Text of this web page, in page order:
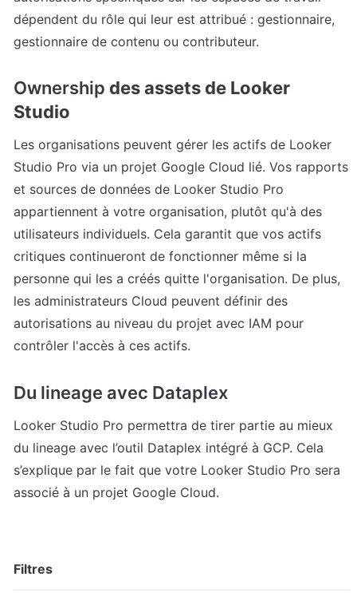
dépendent du rôle qui leur est attribué : gestionnaire,
gestionnaire de contenu ou contributeur.
Ownership des assets de Looker
Studio
Les organisations peuvent gérer les actifs de Looker
Studio Pro via un projet Google Cloud lié. Vos rapports
et sources de données de Looker Studio Pro
appartiennent à votre organisation, plutôt qu'à des
utilisateurs individuels. Cela garantit que vos actifs
critiques continueront de fonctionner même si la
personne qui les a créés quitte l'organisation. De plus,
les administrateurs Cloud peuvent définir des
autorisations au niveau du projet avec IAM pour
contrôler l'accès à ces actifs.
Du lineage avec Dataplex
Looker Studio Pro permettra de tirer partie au mieux
du lineage avec l’outil Dataplex intégré à GCP. Cela
s’explique par le fait que votre Looker Studio Pro sera
associé à un projet Google Cloud.
Filtres